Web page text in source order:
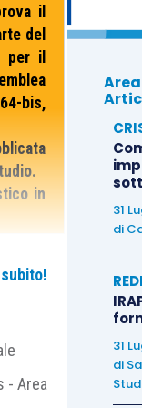
il
del
per il
bis,
in
- Area
31
di
31
di